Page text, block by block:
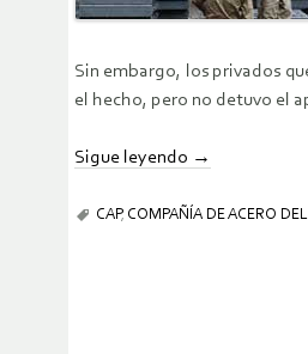
Sin embargo, los privados
el hecho, pero no detuvo el
Sigue leyendo →
CAP, COMPAÑÍA DE ACERO